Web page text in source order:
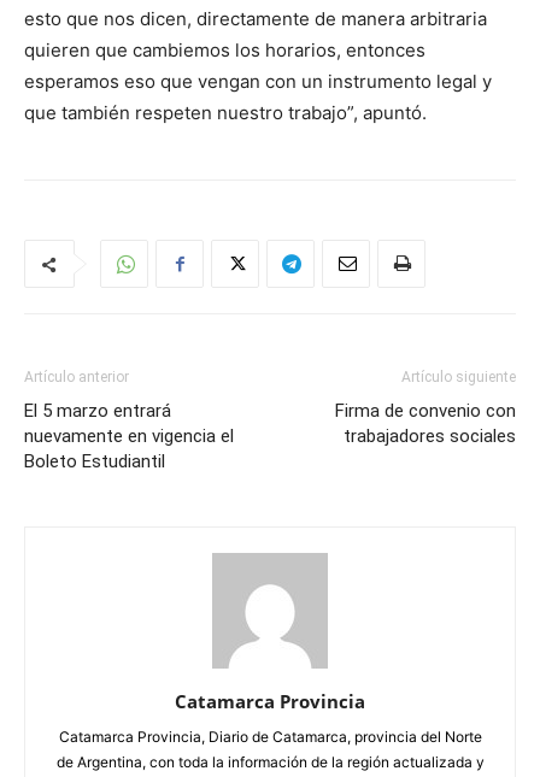
esto que nos dicen, directamente de manera arbitraria
quieren que cambiemos los horarios, entonces
esperamos eso que vengan con un instrumento legal y
que también respeten nuestro trabajo”, apuntó.
Artículo anterior
El 5 marzo entrará
nuevamente en vigencia el
Boleto Estudiantil
Artículo siguiente
Firma de convenio con
trabajadores sociales
Catamarca Provincia
Catamarca Provincia, Diario de Catamarca, provincia del Norte
de Argentina, con toda la información de la región actualizada y